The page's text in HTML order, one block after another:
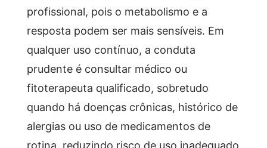
profissional, pois o metabolismo e a
resposta podem ser mais sensíveis. Em
qualquer uso contínuo, a conduta
prudente é consultar médico ou
fitoterapeuta qualificado, sobretudo
quando há doenças crônicas, histórico de
alergias ou uso de medicamentos de
rotina, reduzindo risco de uso inadequado